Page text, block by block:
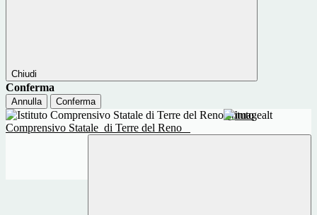
Chiudi
Conferma
Annulla Conferma
Istituto
Comprensivo Statale di Terre del Reno